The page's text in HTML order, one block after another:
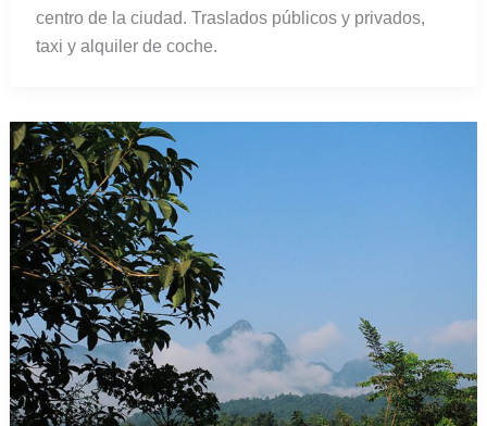
centro de la ciudad. Traslados públicos y privados,
taxi y alquiler de coche.